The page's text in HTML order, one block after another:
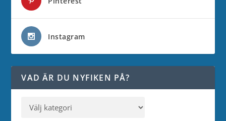
Instagram
VAD ÄR DU NYFIKEN PÅ?